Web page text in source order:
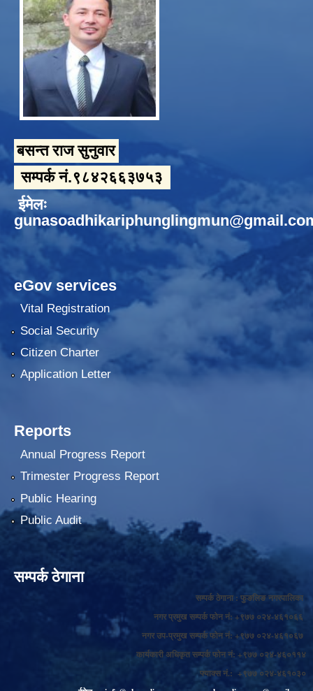
बसन्त राज सुनुवार
सम्पर्क नं.९८४२६६३७५३
ईमेलः
eGov services
Vital Registration
Social Security
Citizen Charter
Application Letter
Reports
Annual Progress Report
Trimester Progress Report
Public Hearing
Public Audit
सम्पर्क ठेगाना
सम्पर्क ठेगाना : फुङलिङ नगरपालिका
नगर प्रमुख सम्पर्क फोन नं: +९७७ ०२४-४६१०६६
नगर उप-प्रमुख सम्पर्क फोन नं: +९७७ ०२४-४६१०६७
कार्यकारी अधिकृत सम्पर्क फोन नं: +९७७ ०२४-४६०११४
फ्याक्स नं.: +९७७ ०२४-४६१०३०